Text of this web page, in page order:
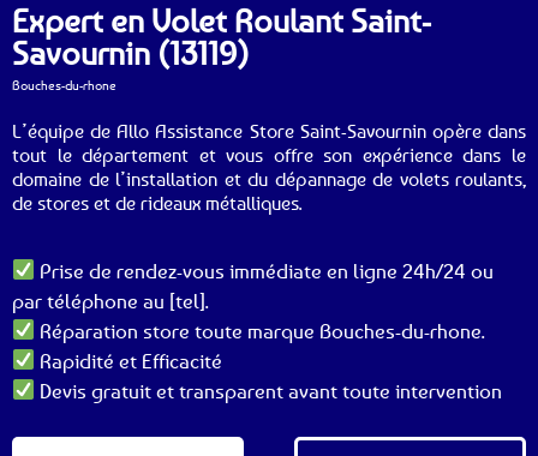
Expert en Volet Roulant Saint-
Savournin (13119)
Bouches-du-rhone
L’équipe de Allo Assistance Store Saint-Savournin opère dans
tout le département et vous offre son expérience dans le
domaine de l’installation et du dépannage de volets roulants,
de stores et de rideaux métalliques.
Prise de rendez-vous immédiate en ligne 24h/24 ou
par téléphone au [tel].
Réparation store toute marque Bouches-du-rhone.
Rapidité et Efficacité
Devis gratuit et transparent avant toute intervention